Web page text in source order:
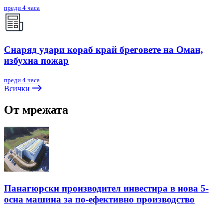
преди 4 часа
Снаряд удари кораб край бреговете на Оман,
избухна пожар
преди 4 часа
Всички
От мрежата
Панагюрски производител инвестира в нова 5-
осна машина за по-ефективно производство